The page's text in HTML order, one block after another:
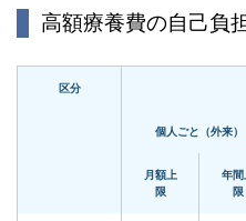
高額療養費の自己負
区分
個人ごと（外来）
月額上
限
年間
限